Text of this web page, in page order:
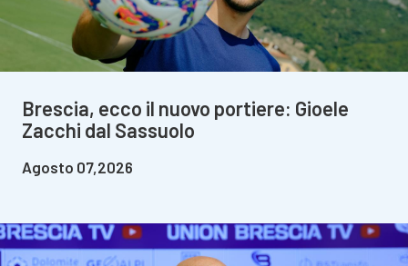
Brescia, ecco il nuovo portiere: Gioele
Zacchi dal Sassuolo
Agosto 07,2026